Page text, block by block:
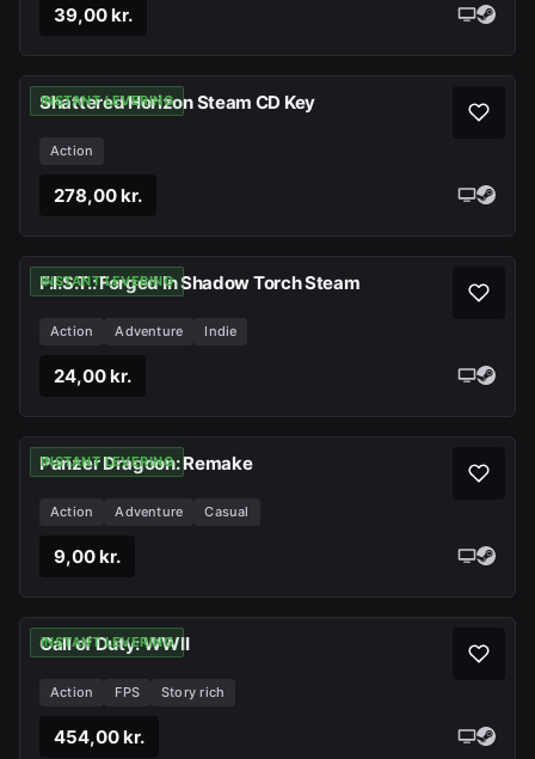
39,00 kr.
INSTANT LEVERING
Shattered Horizon Steam CD Key
Action
278,00 kr.
INSTANT LEVERING
F.I.S.T.: Forged In Shadow Torch Steam
Action Adventure Indie
24,00 kr.
INSTANT LEVERING
Panzer Dragoon: Remake
Action Adventure Casual
9,00 kr.
INSTANT LEVERING
Call of Duty: WWII
Action FPS Story rich
454,00 kr.